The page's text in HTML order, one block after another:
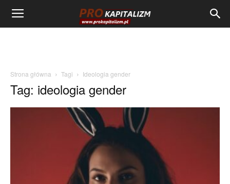
Strona główna Tagi Ideologia gender
Tag: ideologia gender